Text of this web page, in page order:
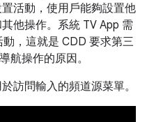
活動，使用戶能夠設置他
他操作。系統 TV App 需
，這就是 CDD 要求第三
航操作的原因。
訪問輸入的頻道源菜單。